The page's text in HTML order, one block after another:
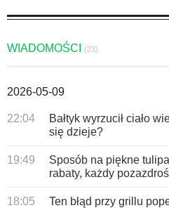
WIADOMOŚCI (23)
2026-05-09
22:04
Bałtyk wyrzucił ciało
się dzieje?
19:49
Sposób na piękne
rabaty, każdy
18:05
Ten błąd przy grillu